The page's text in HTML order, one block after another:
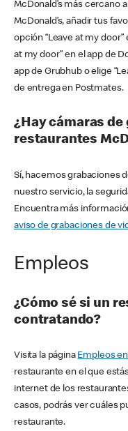
McDonald’s más cercano
McDonald’s, añadir tus
opción “Leave at my door”
at my door” en el app de
app de Grubhub o elige
de entrega en Postmates.
¿Hay cámaras
restaurantes
Sí, hacemos grabaciones
nuestro servicio, la
Encuentra más
aviso de grabaciones de
Empleos
¿Cómo sé si un
contratando?
Visita la página Empleos
restaurante en el que
internet de los
casos, podrás ver cuáles
restaurante.